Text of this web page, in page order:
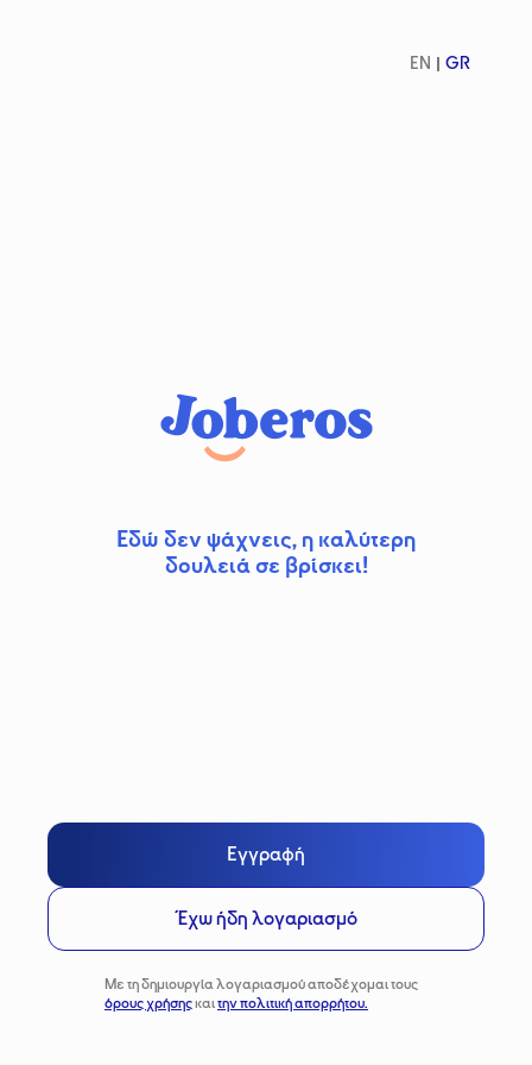
EN GR
Εδώ δεν ψάχνεις, η καλύτερη
δουλειά σε βρίσκει!
Εγγραφή
Έχω ήδη λογαριασμό
Με τη δημιουργία λογαριασμού αποδέχομαι τους
όρους χρήσηςκαιτην πολιτική απορρήτου.